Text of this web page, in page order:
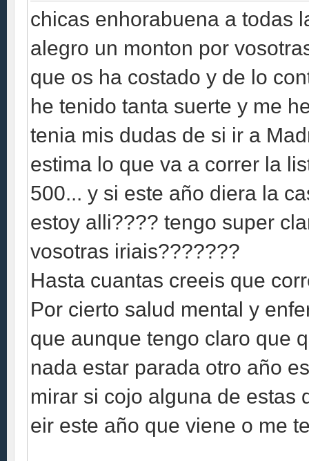
chicas enhorabuena a todas
alegro un monton por
que os ha costado y de lo
he tenido tanta suerte y me
tenia mis dudas de si ir a
estima lo que va a correr la
500... y si este año diera la
estoy alli???? tengo super
vosotras iriais???????
Hasta cuantas creeis que
Por cierto salud mental y
que aunque tengo claro que
nada estar parada otro año
mirar si cojo alguna de estas
eir este año que viene o me